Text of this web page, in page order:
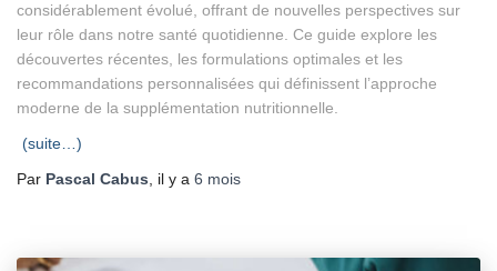
considérablement évolué, offrant de nouvelles perspectives sur
leur rôle dans notre santé quotidienne. Ce guide explore les
découvertes récentes, les formulations optimales et les
recommandations personnalisées qui définissent l’approche
moderne de la supplémentation nutritionnelle.
(suite…)
Par Pascal Cabus, il y a 6 mois